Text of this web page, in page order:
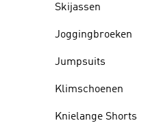
Skijassen
Joggingbroeken
Jumpsuits
Klimschoenen
Knielange Shorts